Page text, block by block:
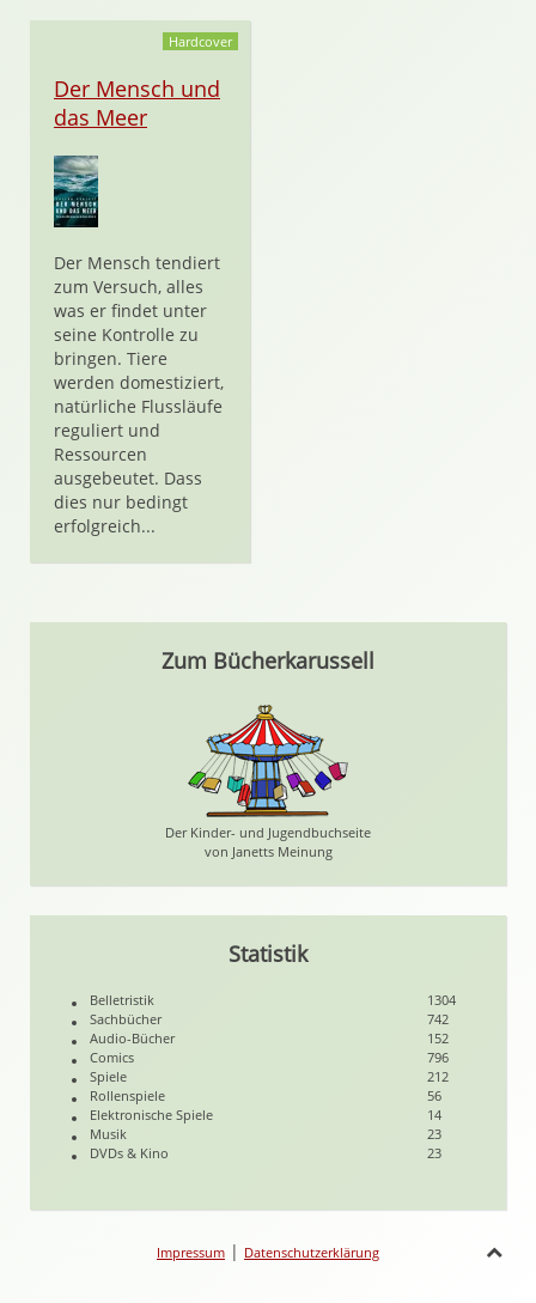
Hardcover
Der Mensch und
das Meer
Der Mensch tendiert
zum Versuch, alles
was er findet unter
seine Kontrolle zu
bringen. Tiere
werden domestiziert,
natürliche Flussläufe
reguliert und
Ressourcen
ausgebeutet. Dass
dies nur bedingt
erfolgreich...
Zum Bücherkarussell
Der Kinder- und Jugendbuchseite
von Janetts Meinung
Statistik
Belletristik
1304
Sachbücher
742
Audio-Bücher
152
Comics
796
Spiele
212
Rollenspiele
56
Elektronische Spiele
14
Musik
23
DVDs & Kino
23
Impressum | Datenschutzerklärung